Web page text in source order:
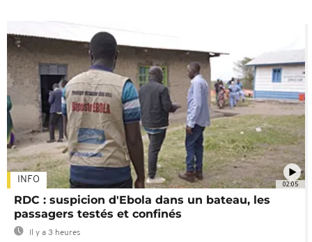
02:05
INFO
RDC : suspicion d'Ebola dans un bateau, les
passagers testés et confinés
Il y a 3 heures